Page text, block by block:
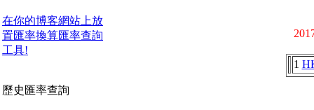
在你的博客網站上放
置匯率換算匯率查詢
工具!
歷史匯率查詢
1